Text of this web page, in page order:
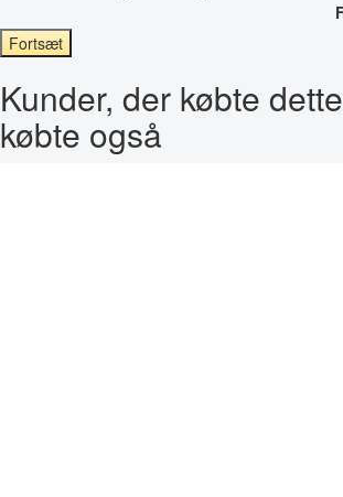
Fortsæt
Kunder, der købte
købte også